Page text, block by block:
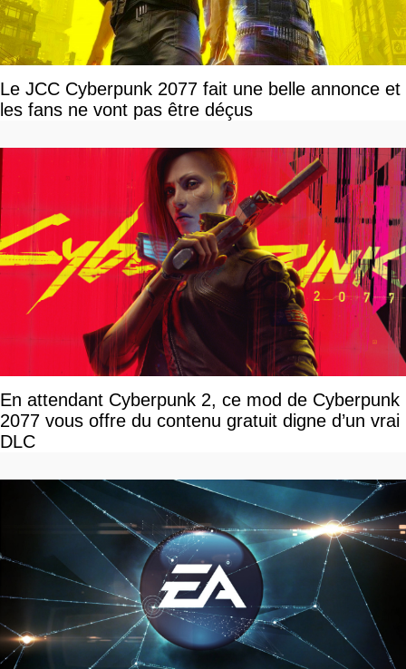
Le JCC Cyberpunk 2077 fait une belle annonce et
les fans ne vont pas être déçus
En attendant Cyberpunk 2, ce mod de Cyberpunk
2077 vous offre du contenu gratuit digne d’un vrai
DLC